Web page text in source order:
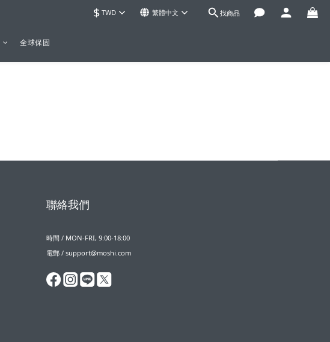
$ TWD 繁體中文 找商品
全球保固
聯絡我們
時間 / MON-FRI, 9:00-18:00
電郵 / support@moshi.com